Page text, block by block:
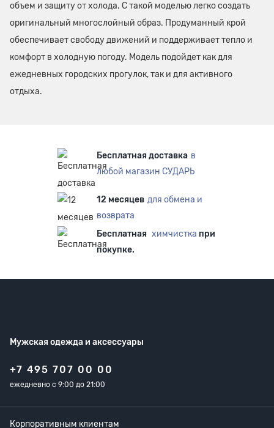
объем и защиту от холода. С такой моделью легко создать
оригинальный многослойный образ. Продуманный крой
обеспечивает свободу движений и поддерживает тепло и
комфорт в холодную погоду. Модель подойдет как для
ежедневных городских прогулок, так и для активного
отдыха.
Бесплатная доставка в
любой магазин СУДАРЬ
12 месяцев для обмена и
возврата
Бесплатная химчистка при
покупке.
Мужская одежда и аксессуары
+7 495 707 00 00
ежедневно с 9:00 до 21:00
Корпоративным клиентам